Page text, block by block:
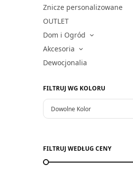
Znicze personalizowane
OUTLET
Dom i Ogród
Akcesoria
Dewocjonalia
FILTRUJ WG KOLORU
Dowolne Kolor
FILTRUJ WEDŁUG CENY